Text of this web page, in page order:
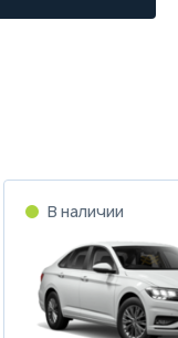
В наличии